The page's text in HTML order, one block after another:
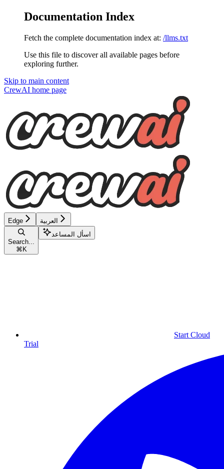
Documentation Index
Fetch the complete documentation index at: /llms.txt
Use this file to discover all available pages before
exploring further.
Skip to main content
CrewAI home page
Edge العربية
Search...
⌘ K
اسأل المساعد
Start Cloud
Trial